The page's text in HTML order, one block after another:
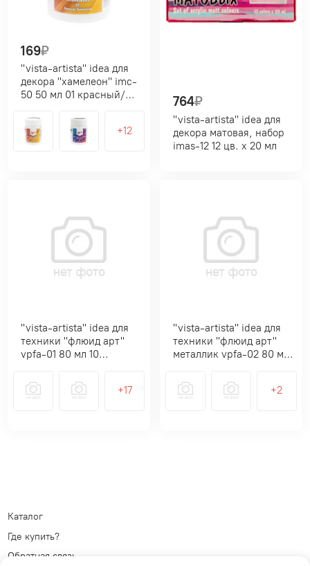
169₽
"vista-artista" idea для
декора "хамелеон" imc-
50 50 мл 01 красный/
764₽
"vista-artista" idea для
декора матовая, набор
imas-12 12 цв. х 20 мл
"vista-artista" idea для
техники "флюид арт"
vpfa-01 80 мл 10
chocolate
"vista-artista" idea для
техники "флюид арт"
металлик vpfa-02 80 мл
Каталог
Где купить?
Обратная связь